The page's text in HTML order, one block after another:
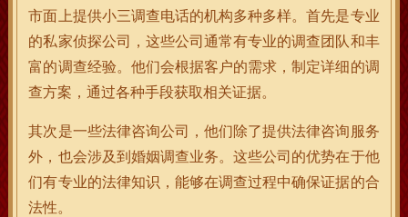
市面上提供小三调查电话的机构多种多样。首先是专业
的私家侦探公司，这些公司通常有专业的调查团队和丰
富的调查经验。他们会根据客户的需求，制定详细的调
查方案，通过各种手段获取相关证据。
其次是一些法律咨询公司，他们除了提供法律咨询服务
外，也会涉及到婚姻调查业务。这些公司的优势在于他
们有专业的法律知识，能够在调查过程中确保证据的合
法性。